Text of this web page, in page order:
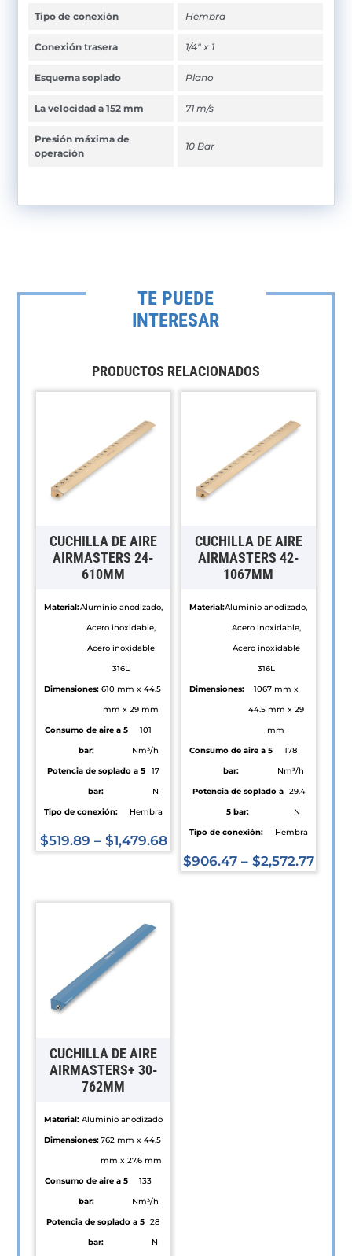
Tipo de conexión Hembra
Conexión trasera 1/4" x 1
Esquema soplado Plano
La velocidad a 152 mm 71 m/s
Presión máxima de
operación
10 Bar
TE PUEDE
INTERESAR
PRODUCTOS RELACIONADOS
CUCHILLA DE AIRE
AIRMASTERS 24-
610MM
Material:Aluminio anodizado,
Acero inoxidable,
Acero inoxidable
316L
Dimensiones: 610 mm x 44.5
mm x 29 mm
Consumo de aire a 5
bar:
101
Nm³/h
Potencia de soplado a 5
bar:
17
N
Tipo de conexión:
Hembra
$519.89 – $1,479.68
tiene
múltiples
variantes.
Las
en
la
de
producto
CUCHILLA DE AIRE
AIRMASTERS 42-
1067MM
Material:Aluminio anodizado,
Acero inoxidable,
Acero inoxidable
316L
Dimensiones:
1067 mm x
44.5 mm x 29
mm
Consumo de aire a 5
bar:
178
Nm³/h
Potencia de soplado a
5 bar:
29.4
N
Tipo de conexión:
Hembra
$906.47– $2,572.77
CUCHILLA DE AIRE
AIRMASTERS+ 30-
762MM
Material: Aluminio anodizado
Dimensiones:762 mm x 44.5
mm x 27.6 mm
Consumo de aire a 5
bar:
133
Nm³/h
Potencia de soplado a 5
bar:
28
N